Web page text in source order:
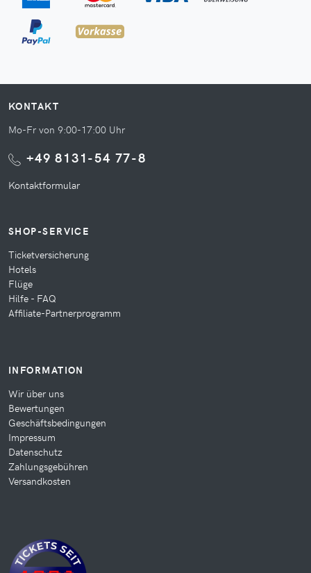
KONTAKT
Mo-Fr von 9:00-17:00 Uhr
+49 8131-54 77-8
Kontaktformular
SHOP-SERVICE
Ticketversicherung
Hotels
Flüge
Hilfe - FAQ
Affiliate-Partnerprogramm
INFORMATION
Wir über uns
Bewertungen
Geschäftsbedingungen
Impressum
Datenschutz
Zahlungsgebühren
Versandkosten